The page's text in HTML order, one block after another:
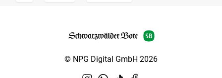
© NPG Digital GmbH 2026